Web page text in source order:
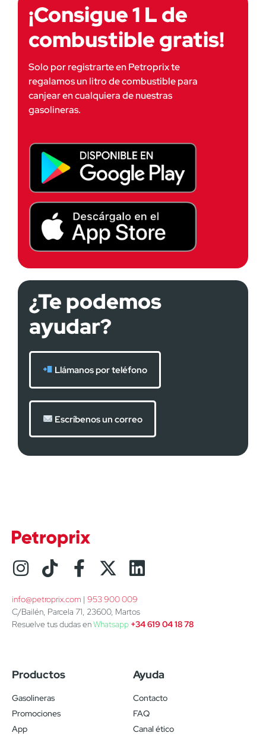
¡Consigue 1 L de
combustible gratis!
Solo por registrarte en Petroprix te
regalamos un litro de combustible para
canjear en cualquiera de nuestras
gasolineras.
¿Te podemos
ayudar?
Llámanos por teléfono
Escríbenos un correo
info@petroprix.com | 953 900 009
C/Bailén, Parcela 71, 23600, Martos
Resuelve tus dudas enWhatsapp +34 619 04 18 78
Productos
Gasolineras
Promociones
App
Ayuda
Contacto
FAQ
Canal ético